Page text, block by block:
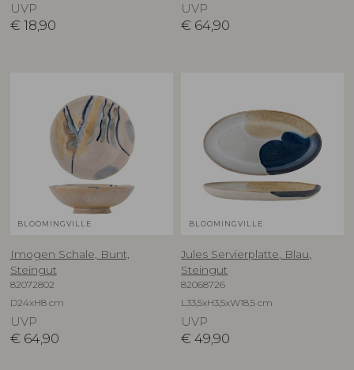
UVP
€ 18,90
UVP
€ 64,90
BLOOMINGVILLE
Imogen Schale, Bunt,
Steingut
82072802
D24xH8 cm
UVP
€ 64,90
BLOOMINGVILLE
Jules Servierplatte, Blau,
Steingut
82068726
L33,5xH3,5xW18,5 cm
UVP
€ 49,90